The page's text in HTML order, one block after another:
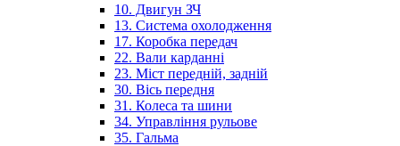
10. Двигун ЗЧ
13. Система охолодження
17. Коробка передач
22. Вали карданні
23. Міст передній, задній
30. Вісь передня
31. Колеса та шини
34. Управління рульове
35. Гальма